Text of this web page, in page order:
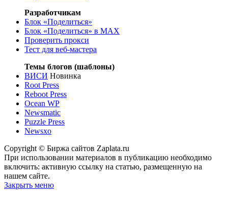
Разработчикам
Блок «Поделиться»
Блок «Поделиться» в MAX
Проверить прокси
Тест для веб-мастера
Темы блогов (шаблоны)
ВИСИ Новинка
Root Press
Reboot Press
Ocean WP
Newsmatic
Puzzle Press
Newsxo
Copyright © Биржа сайтов Zaplata.ru
При использовании материалов в публикацию необходимо
включить: активную ссылку на статью, размещенную на
нашем сайте.
Закрыть меню